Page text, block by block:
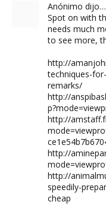
Anónimo dijo…
Spot on with
needs much
to see more,
http://
techniques-
remarks/
http://
http://
http://
http://
speedily-
cheap